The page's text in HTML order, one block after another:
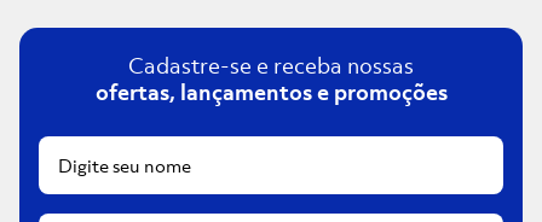
Cadastre-se e receba nossas
ofertas, lançamentos e promoções